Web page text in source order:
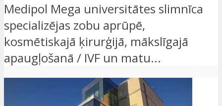
Medipol Mega universitātes slimnīca
specializējas zobu aprūpē,
kosmētiskajā ķirurģijā, mākslīgajā
apaugļošanā / IVF un matu...